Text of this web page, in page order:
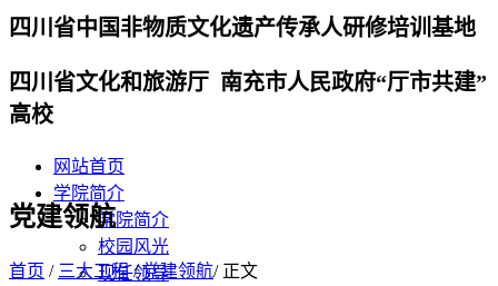
四川省中国非物质文化遗产传承人研修培训基地
四川省文化和旅游厅 南充市人民政府“厅市共建”
高校
网站首页
学院简介
学院简介
校园风光
现任领导
党建领航
首页 / 三大工程/党建领航/ 正文